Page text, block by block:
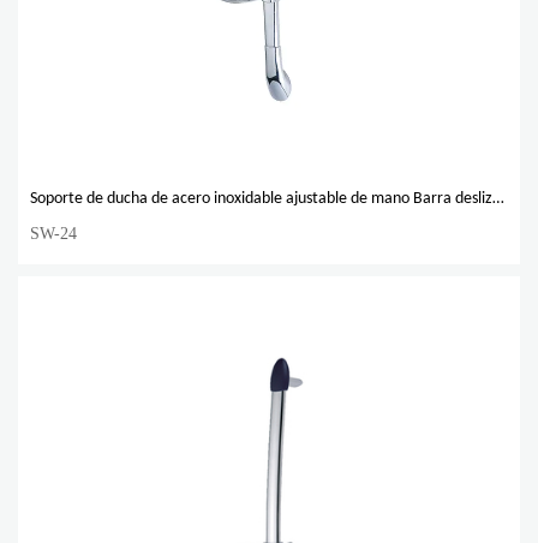
Soporte de ducha de acero inoxidable ajustable de mano Barra deslizante de soporte deslizante
SW-24